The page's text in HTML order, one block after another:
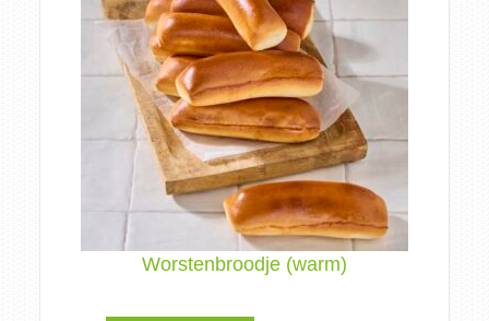
Worstenbroodje (warm)